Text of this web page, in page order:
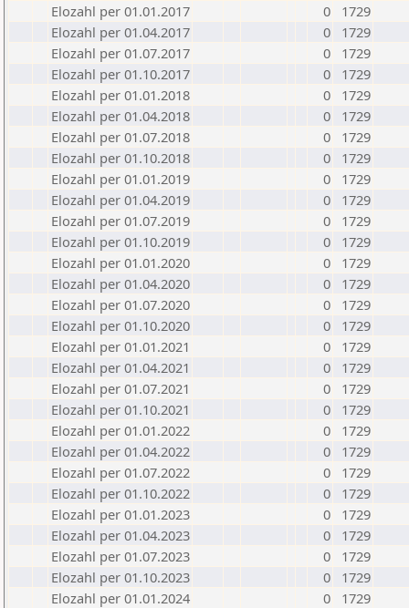
Elozahl per 01.01.2017
0
1729
Elozahl per 01.04.2017
0
1729
Elozahl per 01.07.2017
0
1729
Elozahl per 01.10.2017
0
1729
Elozahl per 01.01.2018
0
1729
Elozahl per 01.04.2018
0
1729
Elozahl per 01.07.2018
0
1729
Elozahl per 01.10.2018
0
1729
Elozahl per 01.01.2019
0
1729
Elozahl per 01.04.2019
0
1729
Elozahl per 01.07.2019
0
1729
Elozahl per 01.10.2019
0
1729
Elozahl per 01.01.2020
0
1729
Elozahl per 01.04.2020
0
1729
Elozahl per 01.07.2020
0
1729
Elozahl per 01.10.2020
0
1729
Elozahl per 01.01.2021
0
1729
Elozahl per 01.04.2021
0
1729
Elozahl per 01.07.2021
0
1729
Elozahl per 01.10.2021
0
1729
Elozahl per 01.01.2022
0
1729
Elozahl per 01.04.2022
0
1729
Elozahl per 01.07.2022
0
1729
Elozahl per 01.10.2022
0
1729
Elozahl per 01.01.2023
0
1729
Elozahl per 01.04.2023
0
1729
Elozahl per 01.07.2023
0
1729
Elozahl per 01.10.2023
0
1729
Elozahl per 01.01.2024
0
1729